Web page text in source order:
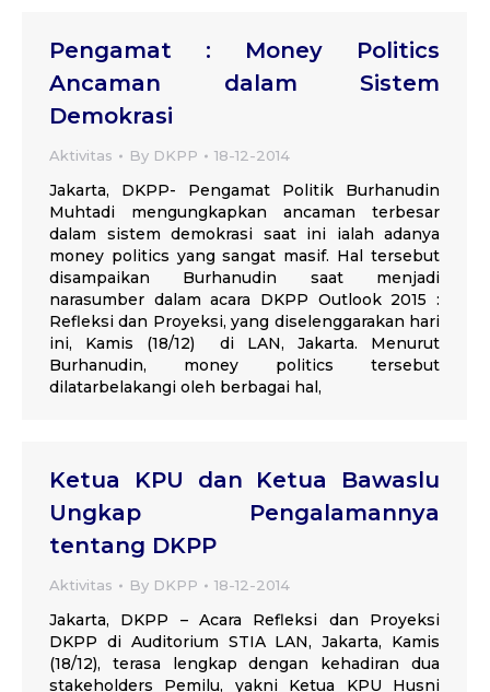
Pengamat : Money Politics
Ancaman dalam Sistem
Demokrasi
Aktivitas By DKPP 18-12-2014
Jakarta, DKPP- Pengamat Politik Burhanudin
Muhtadi mengungkapkan ancaman terbesar
dalam sistem demokrasi saat ini ialah adanya
money politics yang sangat masif. Hal tersebut
disampaikan Burhanudin saat menjadi
narasumber dalam acara DKPP Outlook 2015 :
Refleksi dan Proyeksi, yang diselenggarakan hari
ini, Kamis (18/12) di LAN, Jakarta. Menurut
Burhanudin, money politics tersebut
dilatarbelakangi oleh berbagai hal,
Ketua KPU dan Ketua Bawaslu
Ungkap Pengalamannya
tentang DKPP
Aktivitas By DKPP 18-12-2014
Jakarta, DKPP – Acara Refleksi dan Proyeksi
DKPP di Auditorium STIA LAN, Jakarta, Kamis
(18/12), terasa lengkap dengan kehadiran dua
stakeholders Pemilu, yakni Ketua KPU Husni